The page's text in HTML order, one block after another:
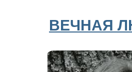
ВЕЧНАЯ